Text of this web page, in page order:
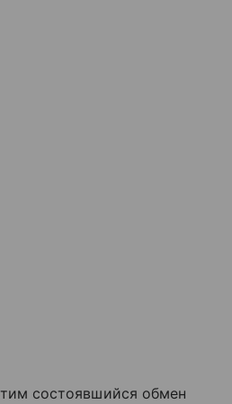
состоявшийся обмен